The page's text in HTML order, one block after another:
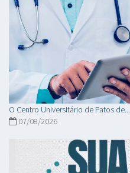
O Centro Universitário de Patos de...
07/08/2026